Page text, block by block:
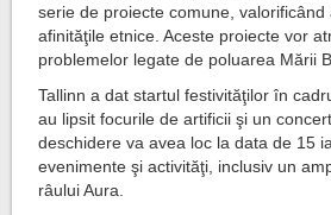
serie de proiecte comune,
afinităţile etnice. Aceste proiecte vor
problemelor legate de poluarea Mării
Tallinn a dat startul festivităţilor în
au lipsit focurile de artificii şi un
deschidere va avea loc la data de 15
evenimente şi activităţi, inclusiv un
râului Aura.